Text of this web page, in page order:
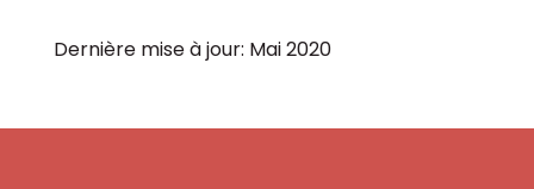
Dernière mise à jour: Mai 2020